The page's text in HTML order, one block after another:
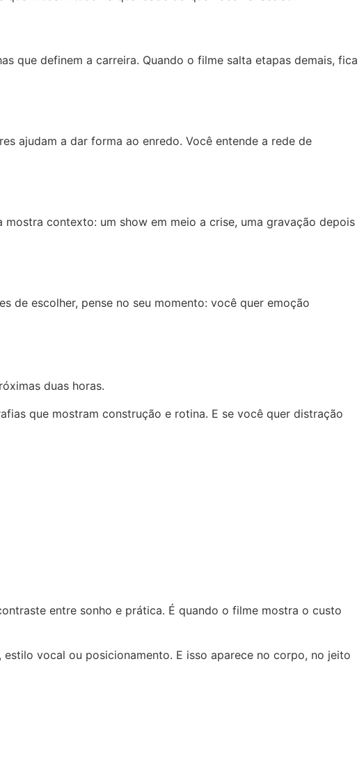
que definem a carreira. Quando o filme salta etapas demais, fica
ajudam a dar forma ao enredo. Você entende a rede de
contexto: um show em meio a crise, uma gravação depois
de escolher, pense no seu momento: você quer emoção
duas horas.
que mostram construção e rotina. E se você quer distração
entre sonho e prática. É quando o filme mostra o custo
vocal ou posicionamento. E isso aparece no corpo, no jeito